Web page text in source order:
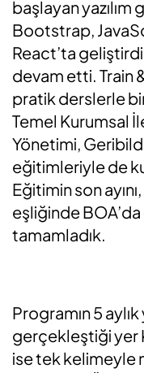
başlayan
Bootstrap,
React’ta
devam etti. Train
pratik derslerle
Temel Kurumsal
Yönetimi,
eğitimleriyle de
Eğitimin son
eşliğinde
tamamladık.
Programın 5
gerçekleştiği yer
ise tek kelimeyle